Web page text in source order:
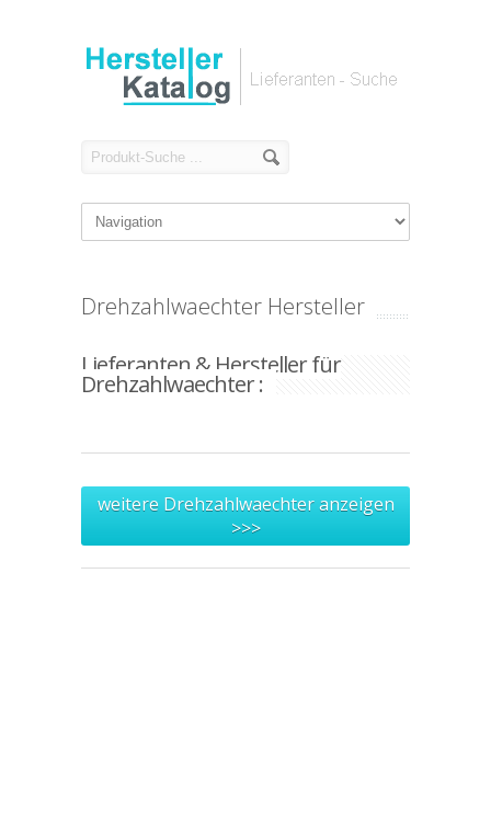
Drehzahlwaechter Hersteller
Lieferanten & Hersteller für
Drehzahlwaechter :
weitere Drehzahlwaechter anzeigen
>>>